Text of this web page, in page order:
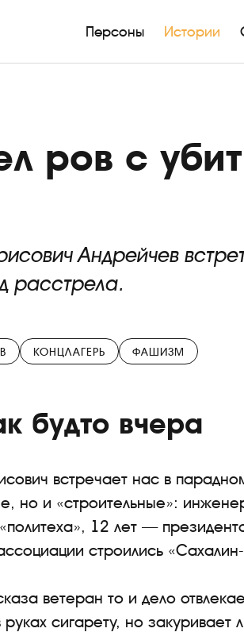
Персоны Истории
ров с
Андрейчев
расстрела.
КОНЦЛАГЕРЬ ФАШИЗМ
будто вчера
встречает нас в
но и «строительные»:
12 лет —
строились
ветеран то и дело
руках сигарету, но